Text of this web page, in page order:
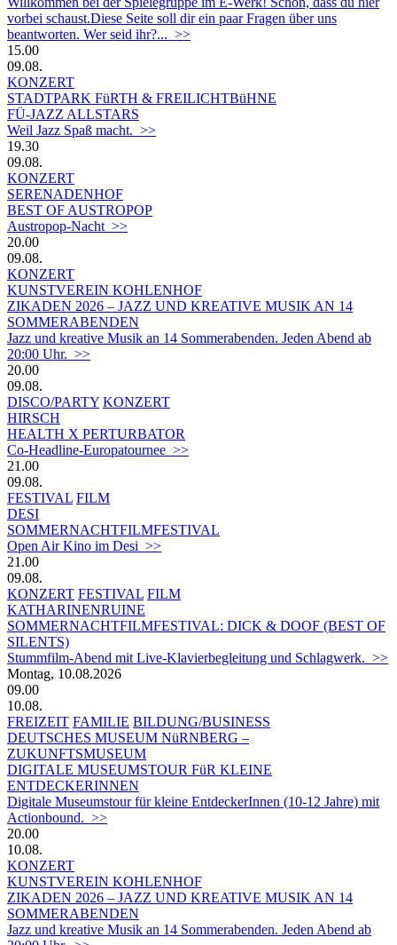
vorbei schaust.Diese Seite soll dir ein paar Fragen über uns
beantworten. Wer seid ihr?... >>
15.00
09.08.
KONZERT
STADTPARK FüRTH & FREILICHTBüHNE
FÜ-JAZZ ALLSTARS
Weil Jazz Spaß macht. >>
19.30
09.08.
KONZERT
SERENADENHOF
BEST OF AUSTROPOP
Austropop-Nacht >>
20.00
09.08.
KONZERT
KUNSTVEREIN KOHLENHOF
ZIKADEN 2026 – JAZZ UND KREATIVE MUSIK AN 14
SOMMERABENDEN
Jazz und kreative Musik an 14 Sommerabenden. Jeden Abend ab
20:00 Uhr. >>
20.00
09.08.
DISCO/PARTY KONZERT
HIRSCH
HEALTH X PERTURBATOR
Co-Headline-Europatournee >>
21.00
09.08.
FESTIVAL FILM
DESI
SOMMERNACHTFILMFESTIVAL
Open Air Kino im Desi >>
21.00
09.08.
KONZERT FESTIVAL FILM
KATHARINENRUINE
SOMMERNACHTFILMFESTIVAL: DICK & DOOF (BEST OF
SILENTS)
Stummfilm-Abend mit Live-Klavierbegleitung und Schlagwerk. >>
Montag, 10.08.2026
09.00
10.08.
FREIZEIT FAMILIE BILDUNG/BUSINESS
DEUTSCHES MUSEUM NüRNBERG –
ZUKUNFTSMUSEUM
DIGITALE MUSEUMSTOUR FüR KLEINE
ENTDECKERINNEN
Digitale Museumstour für kleine EntdeckerInnen (10-12 Jahre) mit
Actionbound. >>
20.00
10.08.
KONZERT
KUNSTVEREIN KOHLENHOF
ZIKADEN 2026 – JAZZ UND KREATIVE MUSIK AN 14
SOMMERABENDEN
Jazz und kreative Musik an 14 Sommerabenden. Jeden Abend ab